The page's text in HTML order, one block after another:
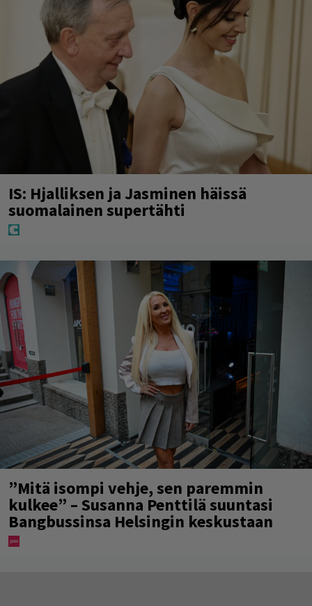
IS: Hjalliksen ja Jasminen häissä
suomalainen supertähti
”Mitä isompi vehje, sen paremmin
kulkee” – Susanna Penttilä suuntasi
Bangbussinsa Helsingin keskustaan